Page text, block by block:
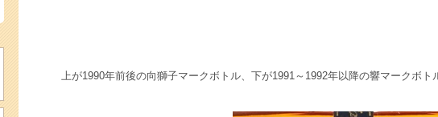
上が1990年前後の向獅子マークボトル、下が1991～1992年以降の響マークボト